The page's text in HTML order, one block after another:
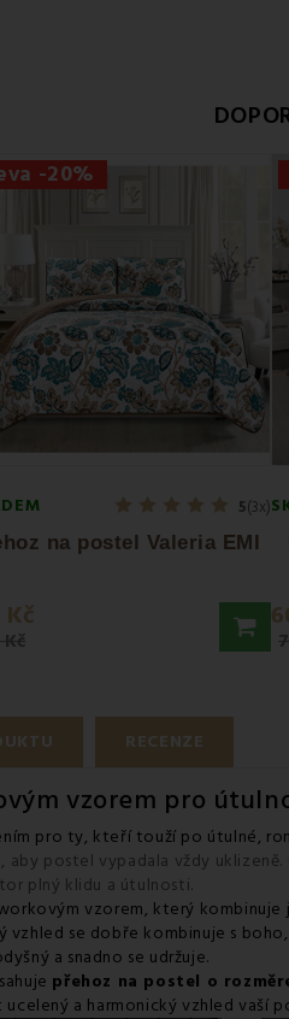
-20%
5(3x)
na postel Valeria EMI
RECENZE
vzorem pro
pro ty, kteří touží po útulné,
postel vypadala vždy
plný klidu a útulnosti.
vzorem, který
se dobře kombinuje s
a snadno se udržuje.
přehoz na postel o
a harmonický vzhled vaší